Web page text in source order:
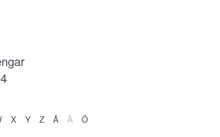
X Y Z Å Ä Ö